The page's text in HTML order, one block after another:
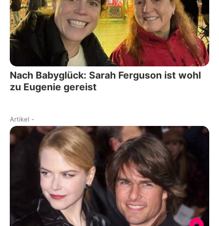
Nach Babyglück: Sarah Ferguson ist wohl
zu Eugenie gereist
Artikel -